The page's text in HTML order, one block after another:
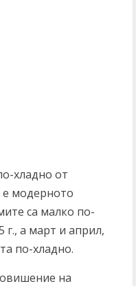
хладно от
е модерното
са малко по-
г., а март и април,
по-хладно.
на